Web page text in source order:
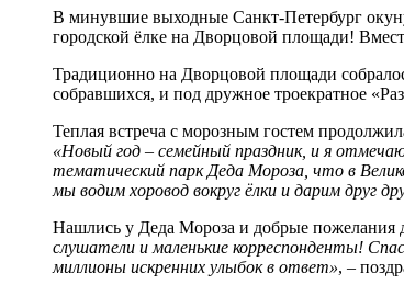
В минувшие выходные Санкт-Петербург
городской ёлке на Дворцовой площади!
Традиционно на Дворцовой площади
собравшихся, и под дружное троекратное
Теплая встреча с морозным гостем
«Новый год – семейный праздник, и я
тематический парк Деда Мороза, что в
мы водим хоровод вокруг ёлки и дарим друг
Нашлись у Деда Мороза и добрые пожелания
слушатели и маленькие корреспонденты!
миллионы искренних улыбок в ответ», –